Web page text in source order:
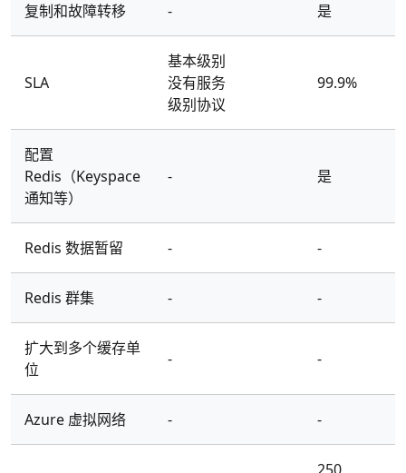
复制和故障转移 - 是
SLA
基本级别
没有服务
级别协议
99.9%
配置
Redis（Keyspace
通知等）
- 是
Redis 数据暂留 - -
Redis 群集 - -
扩大到多个缓存单
位
- -
Azure 虚拟网络 - -